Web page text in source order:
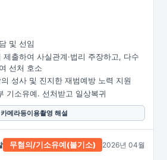
및 선임
출하여 사실관계·법리 주장하고, 다수
선처 호소
성사 및 진지한 재범예방 노력 지원
기소유예. 선처받고 일상복귀
카메라등이용촬영 해설
무혐의/기소유예(불기소) 2026년 04월